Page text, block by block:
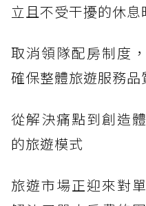
立且不受干擾的休息
取消領隊配房制度
確保整體旅遊服務品
從解決痛點到創造
的旅遊模式
旅遊市場正迎來對